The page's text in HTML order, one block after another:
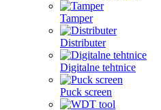
Tamper
Distributer
Digitalne tehtnice
Puck screen